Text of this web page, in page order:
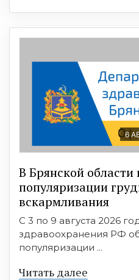
6
В Брянской
популяризации
вскармливания
С 3 по 9 августа 2026
здравоохранения РФ
популяризации ...
Читать далее